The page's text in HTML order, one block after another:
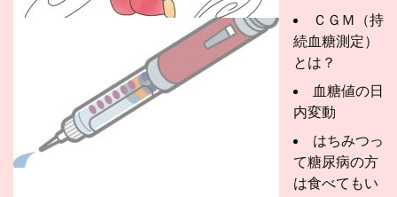
ＣＧＭ（持
続血糖測定）
とは？
血糖値の日
内変動
はちみつっ
て糖尿病の方
は食べてもい